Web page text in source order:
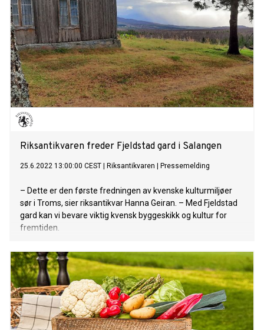
Riksantikvaren freder Fjeldstad gard i Salangen
25.6.2022 13:00:00 CEST Riksantikvaren Pressemelding
– Dette er den første fredningen av kvenske kulturmiljøer
sør i Troms, sier riksantikvar Hanna Geiran. – Med Fjeldstad
gard kan vi bevare viktig kvensk byggeskikk og kultur for
fremtiden.